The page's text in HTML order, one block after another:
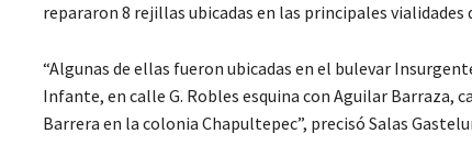
repararon 8 rejillas ubicadas en las principales vialidades
“Algunas de ellas fueron ubicadas en el bulevar
Infante, en calle G. Robles esquina con Aguilar Barraza,
Barrera en la colonia Chapultepec”, precisó Salas